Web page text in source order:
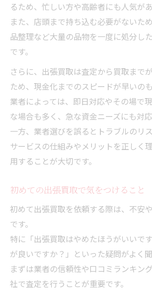
出張買取の口コミランキング
出張買取業者の評価を正しく
信頼できる出張買取の口コミ
出張買取のランキングで比較
押し買いや追加請求から自分を守
出張買取トラブル事例と回避
押し買いリスクを避ける出張
追加請求が発生しやすい出張
出張買取で強引な勧誘を断る
納得感を重視した出張買取の比較
出張買取の査定額比較で得す
納得できる出張買取業者の選
出張買取相見積もりの活用ポ
出張買取で比較すべき重要チ
るため、忙しい方や高齢者にも人気があ
また、店頭まで持ち込む必要がないた
品整理など大量の品物を一度に処分し
です。
さらに、出張買取は査定から買取まで
ため、現金化までのスピードが早いのも
業者によっては、即日対応やその場で
な場合も多く、急な資金ニーズにも対応
一方、業者選びを誤るとトラブルのリ
サービスの仕組みやメリットを正しく
用することが大切です。
初めての出張買取で気をつけること
初めて出張買取を依頼する際は、不安
です。
特に「出張買取はやめたほうがいいで
が良いですか？」といった疑問がよく聞
まずは業者の信頼性や口コミランキン
社で査定を行うことが重要です。